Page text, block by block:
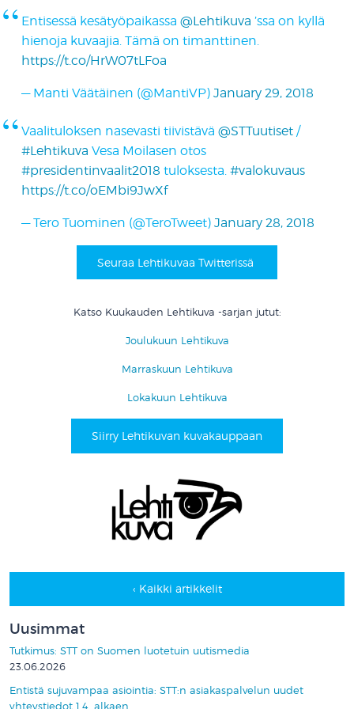
Entisessä kesätyöpaikassa@Lehtikuva ’ssa on kyllä
hienoja kuvaajia. Tämä on timanttinen.
https://t.co/HrW07tLFoa
— Manti Väätäinen (@MantiVP)January 29, 2018
Vaalituloksen nasevasti tiivistävä@STTuutiset /
#Lehtikuva Vesa Moilasen otos
#presidentinvaalit2018 tuloksesta.#valokuvaus
https://t.co/oEMbi9JwXf
— Tero Tuominen (@TeroTweet)January 28, 2018
Seuraa Lehtikuvaa Twitterissä
Katso Kuukauden Lehtikuva -sarjan jutut:
Joulukuun Lehtikuva
Marraskuun Lehtikuva
Lokakuun Lehtikuva
Siirry Lehtikuvan kuvakauppaan
‹ Kaikki artikkelit
Uusimmat
Tutkimus: STT on Suomen luotetuin uutismedia
23.06.2026
Entistä sujuvampaa asiointia: STT:n asiakaspalvelun uudet
yhteystiedot 1.4. alkaen